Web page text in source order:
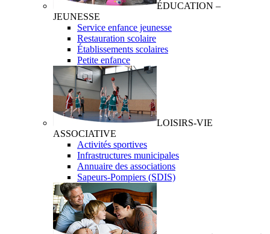
ÉDUCATION –
JEUNESSE
Service enfance jeunesse
Restauration scolaire
Établissements scolaires
Petite enfance
LOISIRS-VIE
ASSOCIATIVE
Activités sportives
Infrastructures municipales
Annuaire des associations
Sapeurs-Pompiers (SDIS)